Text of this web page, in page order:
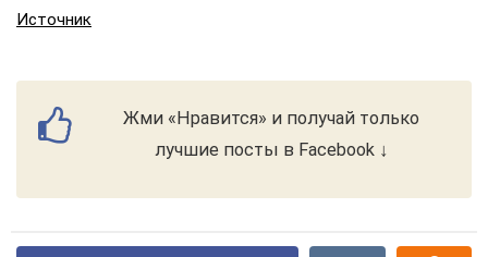
Источник
Жми «Нравится» и получай только
лучшие посты в Facebook ↓